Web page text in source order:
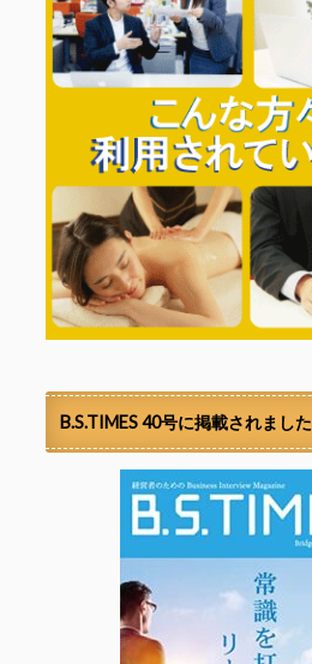
B.S.TIMES 40号に掲載されました